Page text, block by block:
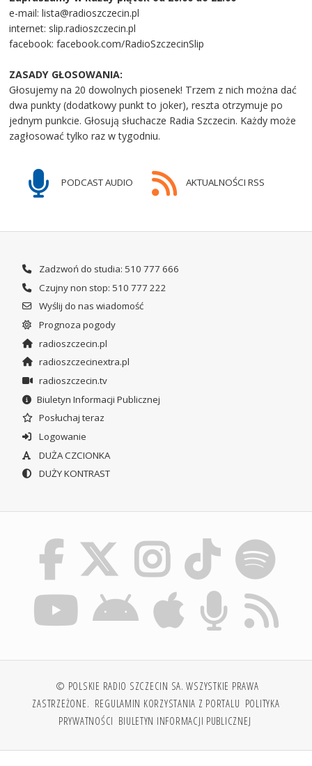
e-mail: lista@radioszczecin.pl
internet: slip.radioszczecin.pl
facebook: facebook.com/RadioSzczecinSlip
ZASADY GŁOSOWANIA:
Głosujemy na 20 dowolnych piosenek! Trzem z nich można dać
dwa punkty (dodatkowy punkt to joker), reszta otrzymuje po
jednym punkcie. Głosują słuchacze Radia Szczecin. Każdy może
zagłosować tylko raz w tygodniu.
PODCAST AUDIO AKTUALNOŚCI RSS
Zadzwoń do studia: 510 777 666
Czujny non stop: 510 777 222
Wyślij do nas wiadomość
Prognoza pogody
radioszczecin.pl
radioszczecinextra.pl
radioszczecin.tv
Biuletyn Informacji Publicznej
Posłuchaj teraz
Logowanie
DUŻA CZCIONKA
DUŻY KONTRAST
© POLSKIE RADIO SZCZECIN SA. WSZYSTKIE PRAWA
ZASTRZEŻONE. REGULAMIN KORZYSTANIA Z PORTALU POLITYKA
PRYWATNOŚCI BIULETYN INFORMACJI PUBLICZNEJ